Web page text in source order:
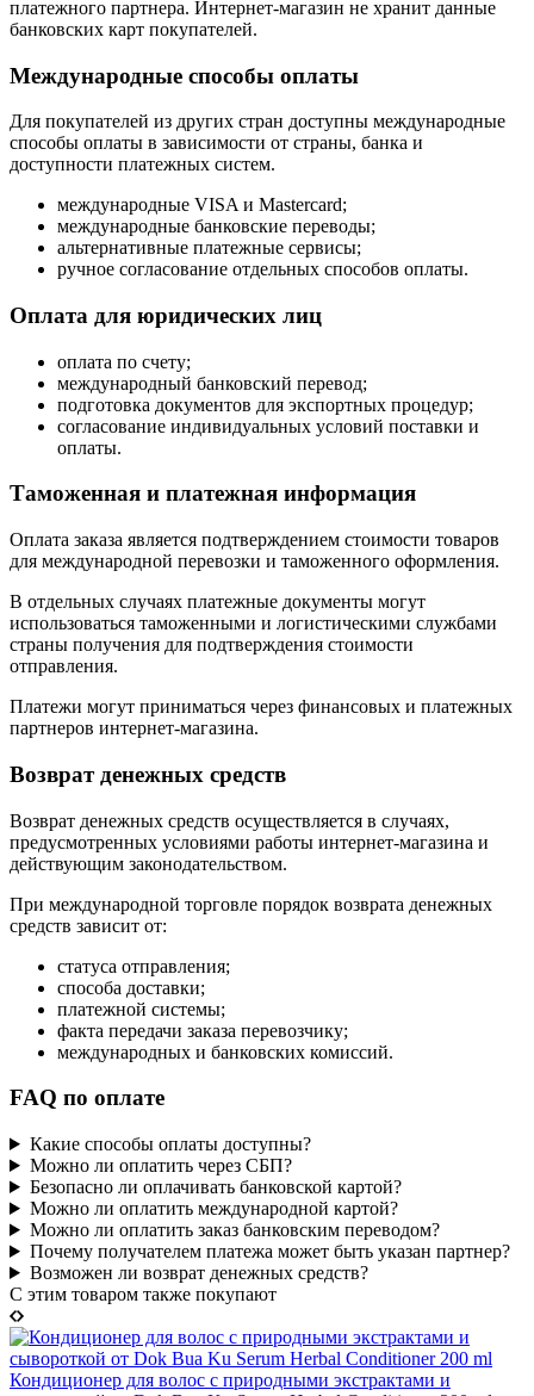
платежного партнера. Интернет-магазин не хранит данные
банковских карт покупателей.
Международные способы оплаты
Для покупателей из других стран доступны международные
способы оплаты в зависимости от страны, банка и
доступности платежных систем.
международные VISA и Mastercard;
международные банковские переводы;
альтернативные платежные сервисы;
ручное согласование отдельных способов оплаты.
Оплата для юридических лиц
оплата по счету;
международный банковский перевод;
подготовка документов для экспортных процедур;
согласование индивидуальных условий поставки и
оплаты.
Таможенная и платежная информация
Оплата заказа является подтверждением стоимости товаров
для международной перевозки и таможенного оформления.
В отдельных случаях платежные документы могут
использоваться таможенными и логистическими службами
страны получения для подтверждения стоимости
отправления.
Платежи могут приниматься через финансовых и платежных
партнеров интернет-магазина.
Возврат денежных средств
Возврат денежных средств осуществляется в случаях,
предусмотренных условиями работы интернет-магазина и
действующим законодательством.
При международной торговле порядок возврата денежных
средств зависит от:
статуса отправления;
способа доставки;
платежной системы;
факта передачи заказа перевозчику;
международных и банковских комиссий.
FAQ по оплате
Какие способы оплаты доступны?
Можно ли оплатить через СБП?
Безопасно ли оплачивать банковской картой?
Можно ли оплатить международной картой?
Можно ли оплатить заказ банковским переводом?
Почему получателем платежа может быть указан партнер?
Возможен ли возврат денежных средств?
C этим товаром также покупают
Кондиционер для волос с природными экстрактами и